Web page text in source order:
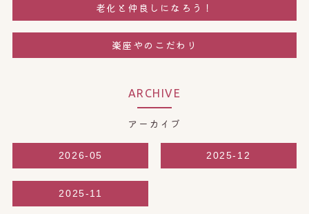
老化と仲良しになろう！
楽座やのこだわり
ARCHIVE
アーカイブ
2026-05 2025-12
2025-11